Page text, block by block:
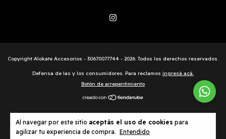
Al navegar por este sitio aceptás el uso de cookies para
agilizar tu experiencia de compra. Entendido
Copyright Alokate Accesorios - 30670077744 - 2026. Todos los derechos reservados.
Defensa de las y los consumidores. Para reclamos ingresá acá.
Botón de arrepentimiento